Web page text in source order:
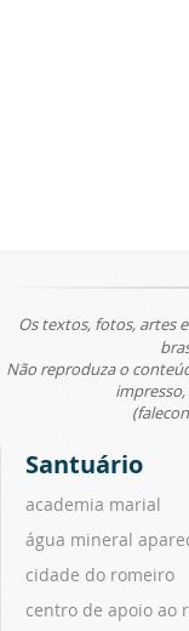
Os textos, fotos, artes
Não reproduza o
Santuário
academia marial
água mineral
cidade do romeiro
centro de apoio ao